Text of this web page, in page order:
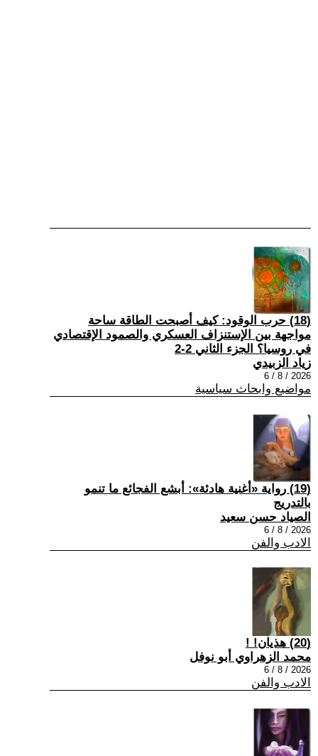
(18) حرب الوقود: كيف أصبحت الطاقة ساحة
مواجهة بين الإستنزاف العسكري والصمود الإقتصادي
في روسيا؟ الجزء الثاني 2-2
زياد الزبيدي
2026 / 8 / 6
مواضيع وابحاث سياسية
(19) رواية «أغنية هادئة»: أبشع الفجائع ما تنمو
بالتدريج
الصياد حسن سعيد
2026 / 8 / 6
الادب والفن
(20) هذيان! !
محمد الزهراوي أبو نوفل
2026 / 8 / 6
الادب والفن